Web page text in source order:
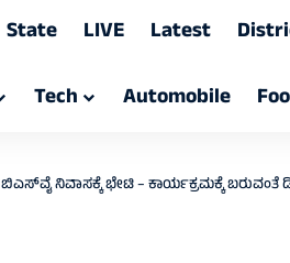
State LIVE Latest
Tech Automobile
ಬಿಎಸ್‌ವೈ ನಿವಾಸಕ್ಕೆ ಭೇಟಿ – ಕಾರ್ಯಕ್ರಮಕ್ಕೆ ಬರುವಂತೆ